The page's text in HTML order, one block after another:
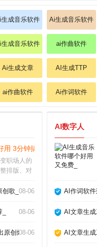
生成音乐软件 Ai生成音乐软件
生成音乐软件 ai作曲软件
Ai生成文章 AI生成TTP
ai作曲软件 Ai作词软件
用 3分钟搞定工作汇报_
职场人的
排版、对
体验来
逻辑清
歌_ 08-06
08-06
原创爆款_
08-06
AI数字人
AI作词软
AI文章生
AI文章生